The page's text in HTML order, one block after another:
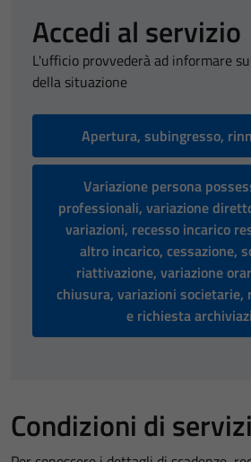
Accedi al servizio
L'ufficio provvederà ad informare
della situazione
Apertura, subingresso,
Variazione persona
professionali, variazione
variazioni, recesso incarico
altro incarico, cessazione,
riattivazione, variazione
chiusura, variazioni societarie,
e richiesta
Condizioni di